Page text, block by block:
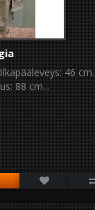
46 cm.
88 cm...